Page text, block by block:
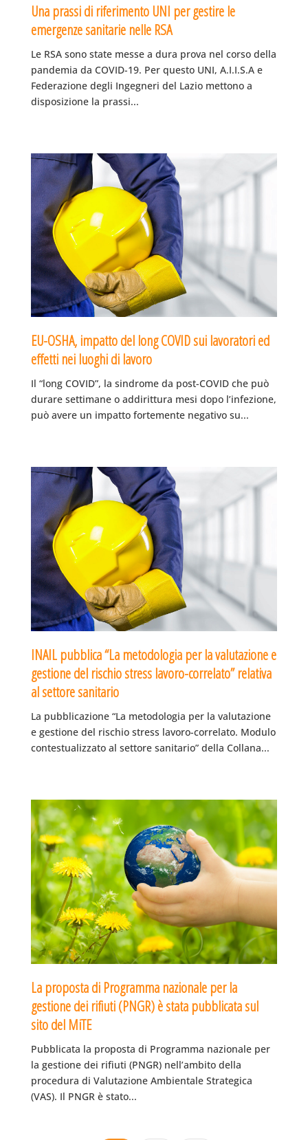
Una prassi di riferimento UNI per gestire le
emergenze sanitarie nelle RSA
Le RSA sono state messe a dura prova nel corso della
pandemia da COVID-19. Per questo UNI, A.I.I.S.A e
Federazione degli Ingegneri del Lazio mettono a
disposizione la prassi...
EU-OSHA, impatto del long COVID sui lavoratori ed
effetti nei luoghi di lavoro
Il “long COVID”, la sindrome da post-COVID che può
durare settimane o addirittura mesi dopo l’infezione,
può avere un impatto fortemente negativo su...
INAIL pubblica “La metodologia per la valutazione e
gestione del rischio stress lavoro-correlato” relativa
al settore sanitario
La pubblicazione “La metodologia per la valutazione
e gestione del rischio stress lavoro-correlato. Modulo
contestualizzato al settore sanitario” della Collana...
La proposta di Programma nazionale per la
gestione dei rifiuti (PNGR) è stata pubblicata sul
sito del MiTE
Pubblicata la proposta di Programma nazionale per
la gestione dei rifiuti (PNGR) nell’ambito della
procedura di Valutazione Ambientale Strategica
(VAS). Il PNGR è stato...